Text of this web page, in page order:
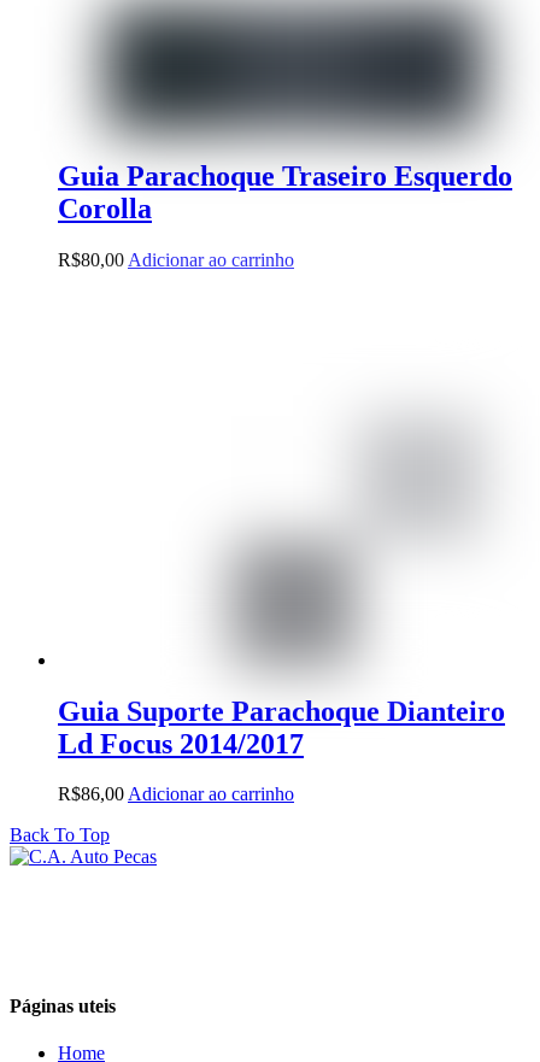
Guia Parachoque Traseiro Esquerdo
Corolla
R$80,00 Adicionar ao carrinho
Guia Suporte Parachoque Dianteiro
Ld Focus 2014/2017
R$86,00Adicionar ao carrinho
Back To Top
Páginas uteis
Home